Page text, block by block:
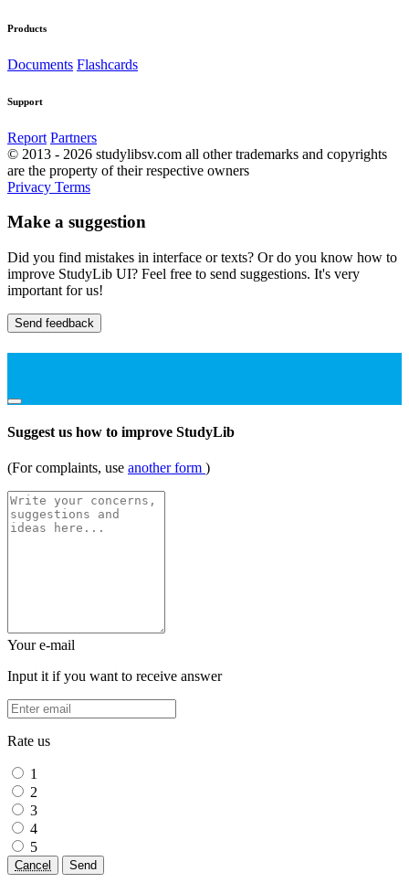
Products
Documents Flashcards
Support
Report Partners
© 2013 - 2026 studylibsv.com all other trademarks and copyrights
are the property of their respective owners
Privacy Terms
Make a suggestion
Did you find mistakes in interface or texts? Or do you know how to
improve StudyLib UI? Feel free to send suggestions. It's very
important for us!
Send feedback
Suggest us how to improve StudyLib
(For complaints, use another form )
Your e-mail
Input it if you want to receive answer
Rate us
1
2
3
4
5
Cancel Send